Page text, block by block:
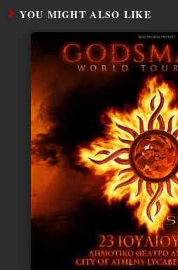
YOU MIGHT ALSO LIKE